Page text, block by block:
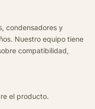
condensadores y
Nuestro equipo tiene
compatibilidad,
el producto.